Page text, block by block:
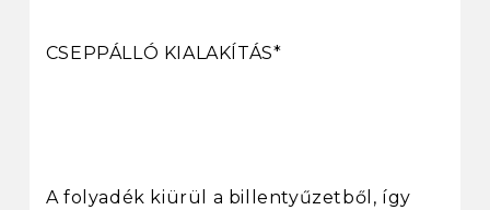
CSEPPÁLLÓ KIALAKÍTÁS*
A folyadék kiürül a billentyűzetből, így